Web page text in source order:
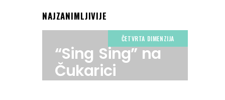
NAJZANIMLJIVIJE
ČETVRTA DIMENZIJA
“Sing Sing” na
Čukarici